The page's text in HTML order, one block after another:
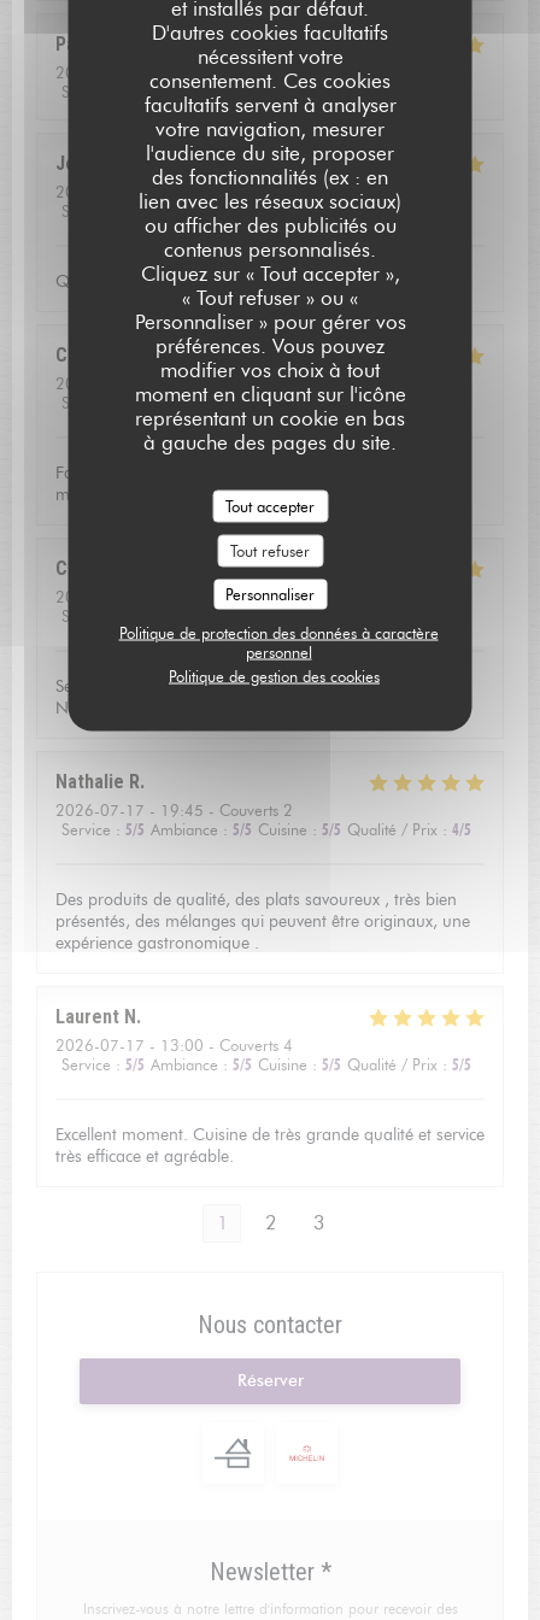
et installés par défaut.
D'autres cookies facultatifs
nécessitent votre
consentement. Ces cookies
facultatifs servent à analyser
votre navigation, mesurer
l'audience du site, proposer
des fonctionnalités (ex : en
lien avec les réseaux sociaux)
ou afficher des publicités ou
contenus personnalisés.
Cliquez sur « Tout accepter »,
« Tout refuser » ou «
Personnaliser » pour gérer vos
préférences. Vous pouvez
modifier vos choix à tout
moment en cliquant sur l'icône
représentant un cookie en bas
à gauche des pages du site.
Tout accepter
Tout refuser
Personnaliser
Politique de protection des données à caractère
personnel
Politique de gestion des cookies
Pascal
2026-08-01
- 13:00 - Couverts 2
Service
Ambiance: 4 /5 Cuisine: 5/5 Qualité / Prix
Jean louis D
2026-07-24- 12:30 - Couverts 2
Service
/5 Ambiance : 5/5 Cuisine: 5 /5 Qualité / Prix
Qualite de l'accueil
Christoffer N
2026-07-23
- 13:15 - Couverts 2
Service
/5 Ambiance: 4 /5 Cuisine: 5/5 Qualité / Prix
Fantastic food and good service. Defininetly worth a
michelin star
Catherine
2026-07-16
- 20:00 - Couverts 3
Service
Ambiance: 5/5 Cuisine: 5
Service excellent, la qualité du repas était exceptionnel.
Nous avons passé une soirée très agréable!
Nathalie R
2026-07-17 - 19:45 - Couverts 2
Service : 5/5 Ambiance : 5/5 Cuisine : 5/5 Qualité / Prix : 4/5
Des produits de qualité, des plats savoureux , très bien
présentés, des mélanges qui peuvent être originaux, une
expérience gastronomique .
Laurent N
2026-07-17 - 13:00 - Couverts 4
Service : 5/5 Ambiance : 5/5 Cuisine : 5/5 Qualité / Prix : 5/5
Excellent moment. Cuisine de très grande qualité et service
très efficace et agréable.
1 2 3
Nous contacter
Réserver
Newsletter *
Inscrivez-vous à notre lettre d'information pour recevoir des
L'AUBERGE SAINT JEAN